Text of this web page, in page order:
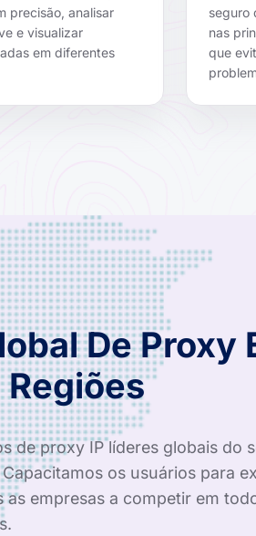
precisão, analisar
e visualizar
em diferentes
seguro
nas
que
De Proxy
Regiões
de proxy IP líderes globais do
os usuários para
as empresas a competir em